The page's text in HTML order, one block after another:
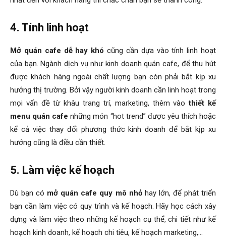
4. Tính linh hoạt
Mở quán cafe dễ hay khó cũng cần dựa vào tính linh hoạt
của bạn.Ngành dịch vụ như kinh doanh quán cafe, để thu hút
được khách hàng ngoài chất lượng bạn còn phải bắt kịp xu
hướng thị trường. Bởi vậy người kinh doanh cần linh hoạt trong
mọi vấn đề từ khâu trang trí, marketing, thêm vàothiết kế
menu quán cafe những món “hot trend” được yêu thích hoặc
kể cả việc thay đổi phương thức kinh doanh để bắt kịp xu
hướng cũng là điều cần thiết.
5. Làm việc kế hoạch
Dù bạn có mở quán cafe quy mô nhỏhay lớn, để phát triển
bạn cần làm việc có quy trình và kế hoạch. Hãy học cách xây
dựng và làm việc theo những kế hoạch cụ thể, chi tiết như kế
hoạch kinh doanh, kế hoạch chi tiêu, kế hoạch marketing,…